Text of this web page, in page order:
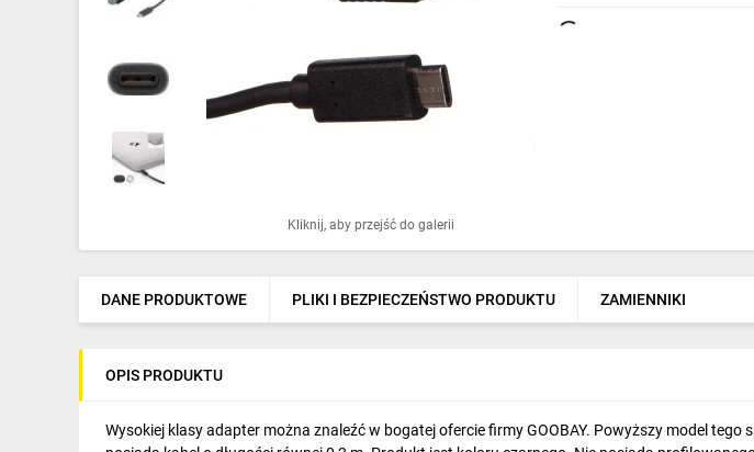
Oprawy oświetleniowe
Ochrona odgromowa
Pompy ciepła
Ogrzewanie
Elektronarzędzia i mierniki
Napędy elektryczne
Kliknij, aby przejść do galerii
DANE PRODUKTOWE PLIKI I BEZPIECZEŃSTWO PRODUKTU ZAMIENNIKI
OPIS PRODUKTU
Wysokiej klasy adapter można znaleźć w bogatej ofercie firmy GOOBAY. Powyższy model